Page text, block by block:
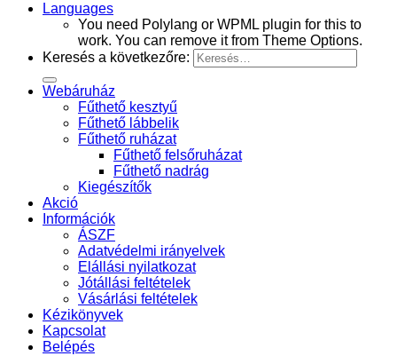
Languages
You need Polylang or WPML plugin for this to
work. You can remove it from Theme Options.
Keresés a következőre:
Webáruház
Fűthető kesztyű
Fűthető lábbelik
Fűthető ruházat
Fűthető felsőruházat
Fűthető nadrág
Kiegészítők
Akció
Információk
ÁSZF
Adatvédelmi irányelvek
Elállási nyilatkozat
Jótállási feltételek
Vásárlási feltételek
Kézikönyvek
Kapcsolat
Belépés